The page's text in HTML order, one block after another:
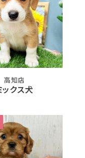
高知店
ックス犬